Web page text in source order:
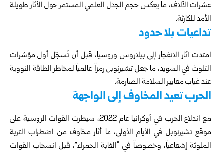
عشرات الآلاف، ما يعكس حجم الجدل العلمي المستمر حول الآثار طويلة
الأمد للكارثة.
تداعيات بلا حدود
امتدت آثار الانفجار إلى بيلاروس وروسيا، قبل أن تُسجّل أول مؤشرات
التلوث في السويد، ما جعل تشيرنوبل رمزاً عالمياً لمخاطر الطاقة النووية
عند غياب معايير السلامة الصارمة.
الحرب تعيد المخاوف إلى الواجهة
مع اندلاع الحرب في أوكرانيا عام 2022، سيطرت القوات الروسية على
موقع تشيرنوبل في الأيام الأولى، ما أثار مخاوف من اضطراب التربة
الملوثة إشعاعياً، وخصوصاً في “الغابة الحمراء”، قبل انسحاب القوات